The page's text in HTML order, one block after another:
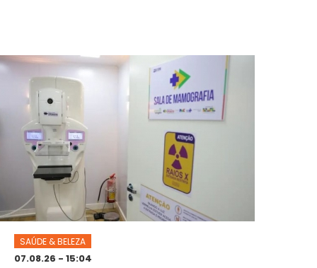
SAÚDE & BELEZA
07.08.26 - 15:04